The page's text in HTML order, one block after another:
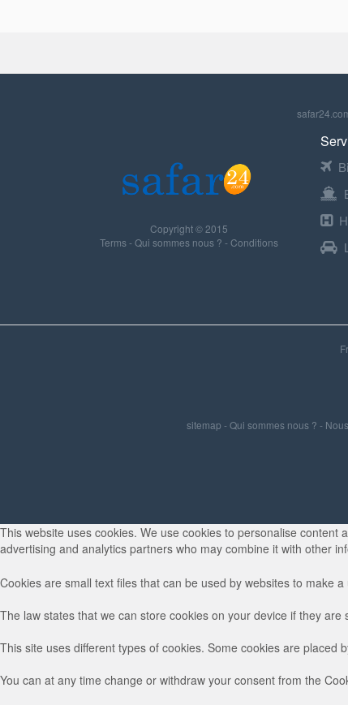
Copyright © 2015
Terms-Qui sommes nous ?-Conditions
sitemap -Qui sommes nous ? -
This website uses cookies. We use cookies to personalise
advertising and analytics partners who may combine it with other
Cookies are small text files that can be used by websites to make
The law states that we can store cookies on your device if they
This site uses different types of cookies. Some cookies are placed
You can at any time change or withdraw your consent from the